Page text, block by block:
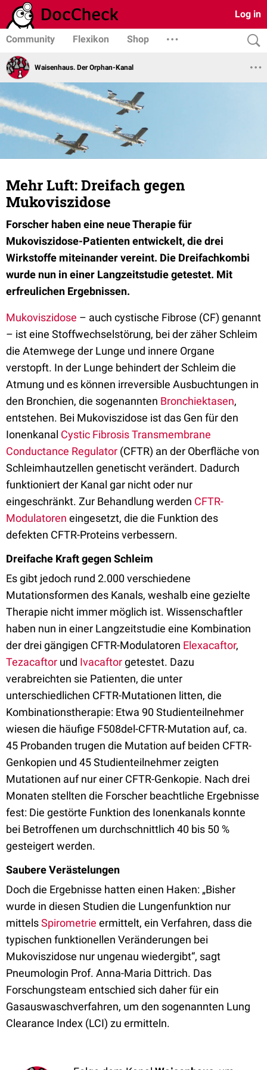
Log in
Community Flexikon Shop
Waisenhaus. Der Orphan-Kanal
Mehr Luft: Dreifach gegen
Mukoviszidose
Forscher haben eine neue Therapie für
Mukoviszidose-Patienten entwickelt, die drei
Wirkstoffe miteinander vereint. Die Dreifachkombi
wurde nun in einer Langzeitstudie getestet. Mit
erfreulichen Ergebnissen.
Mukoviszidose – auch cystische Fibrose (CF) genannt
– ist eine Stoffwechselstörung, bei der zäher Schleim
die Atemwege der Lunge und innere Organe
verstopft. In der Lunge behindert der Schleim die
Atmung und es können irreversible Ausbuchtungen in
den Bronchien, die sogenannten Bronchiektasen,
entstehen. Bei Mukoviszidose ist das Gen für den
Ionenkanal Cystic Fibrosis Transmembrane
Conductance Regulator (CFTR) an der Oberfläche von
Schleimhautzellen genetischt verändert. Dadurch
funktioniert der Kanal gar nicht oder nur
eingeschränkt. Zur Behandlung werden CFTR-
Modulatoren eingesetzt, die die Funktion des
defekten CFTR-Proteins verbessern.
Dreifache Kraft gegen Schleim
Es gibt jedoch rund 2.000 verschiedene
Mutationsformen des Kanals, weshalb eine gezielte
Therapie nicht immer möglich ist. Wissenschaftler
haben nun in einer Langzeitstudie eine Kombination
der drei gängigen CFTR-Modulatoren Elexacaftor,
Tezacaftor und Ivacaftorgetestet. Dazu
verabreichten sie Patienten, die unter
unterschiedlichen CFTR-Mutationen litten, die
Kombinationstherapie: Etwa 90 Studienteilnehmer
wiesen die häufige F508del-CFTR-Mutation auf, ca.
45 Probanden trugen die Mutation auf beiden CFTR-
Genkopien und 45 Studienteilnehmer zeigten
Mutationen auf nur einer CFTR-Genkopie. Nach drei
Monaten stellten die Forscher beachtliche Ergebnisse
fest: Die gestörte Funktion des Ionenkanals konnte
bei Betroffenen um durchschnittlich 40 bis 50 %
gesteigert werden.
Saubere Verästelungen
Doch die Ergebnisse hatten einen Haken: „Bisher
wurde in diesen Studien die Lungenfunktion nur
mittelsSpirometrie ermittelt, ein Verfahren, dass die
typischen funktionellen Veränderungen bei
Mukoviszidose nur ungenau wiedergibt“, sagt
Pneumologin Prof. Anna-Maria Dittrich. Das
Forschungsteam entschied sich daher für ein
Gasauswaschverfahren, um den sogenannten Lung
Clearance Index (LCI) zu ermitteln.